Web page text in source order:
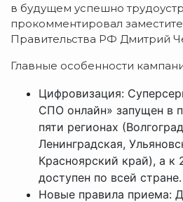
в будущем успешно
прокомментировал
Правительства РФ Дмитрий
Главные особенности
Цифровизация:
СПО онлайн» запущен в
пяти регионах
Ленинградская,
Красноярский край), а к
доступен по всей стране.
Новые правила приема: